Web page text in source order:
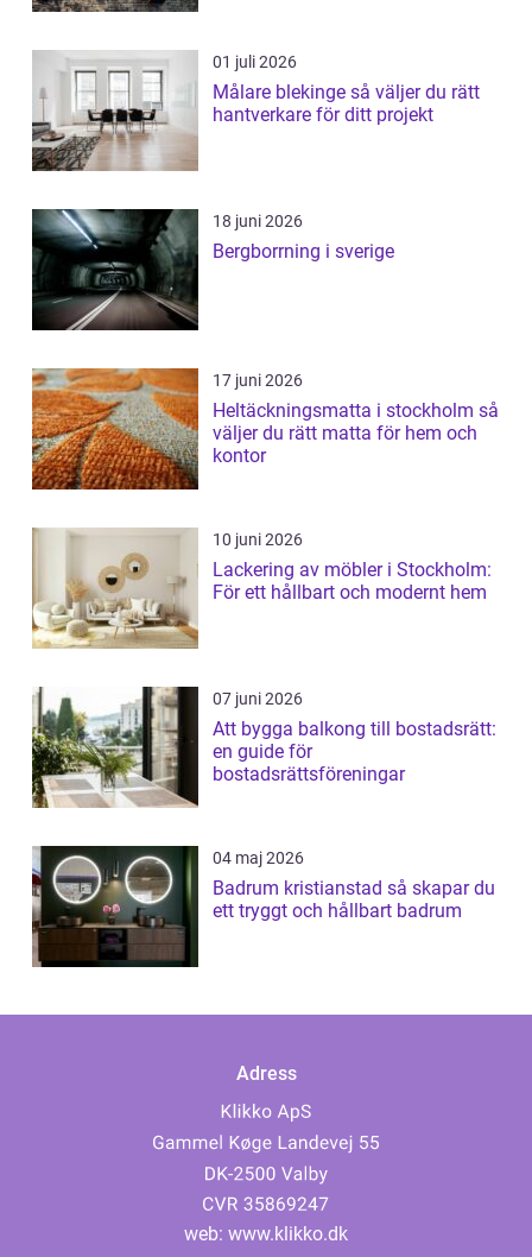
01 juli 2026
Målare blekinge så väljer du rätt
hantverkare för ditt projekt
18 juni 2026
Bergborrning i sverige
17 juni 2026
Heltäckningsmatta i stockholm så
väljer du rätt matta för hem och
kontor
10 juni 2026
Lackering av möbler i Stockholm:
För ett hållbart och modernt hem
07 juni 2026
Att bygga balkong till bostadsrätt:
en guide för
bostadsrättsföreningar
04 maj 2026
Badrum kristianstad så skapar du
ett tryggt och hållbart badrum
Adress
web: www.klikko.dk